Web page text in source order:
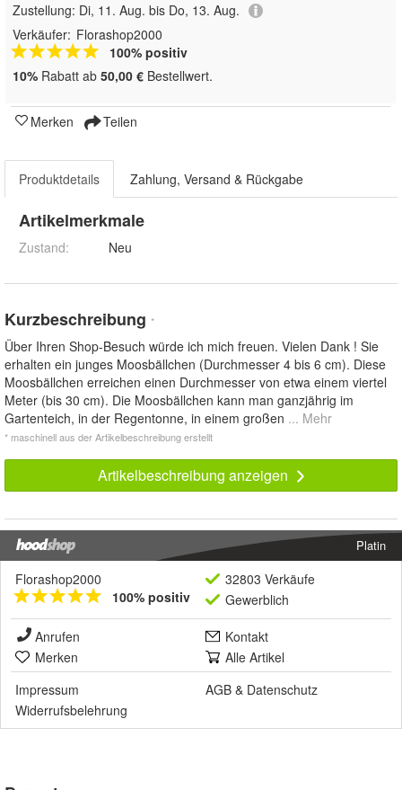
Zustellung: Di, 11. Aug. bis Do, 13. Aug.
Verkäufer: Florashop2000
100% positiv
10% Rabatt ab 50,00 € Bestellwert.
Merken Teilen
Produktdetails Zahlung, Versand & Rückgabe
Artikelmerkmale
Zustand: Neu
Kurzbeschreibung *
Über Ihren Shop-Besuch würde ich mich freuen. Vielen Dank ! Sie
erhalten ein junges Moosbällchen (Durchmesser 4 bis 6 cm). Diese
Moosbällchen erreichen einen Durchmesser von etwa einem viertel
Meter (bis 30 cm). Die Moosbällchen kann man ganzjährig im
Gartenteich, in der Regentonne, in einem großen ... Mehr
* maschinell aus der Artikelbeschreibung erstellt
Artikelbeschreibung anzeigen
Platin
Florashop2000
100% positiv
32803 Verkäufe
Gewerblich
Anrufen
Kontakt
Merken
Alle Artikel
Impressum
AGB & Datenschutz
Widerrufsbelehrung